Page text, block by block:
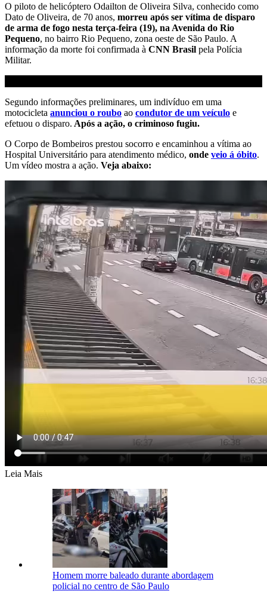
O piloto de helicóptero Odailton de Oliveira Silva, conhecido como
Dato de Oliveira, de 70 anos, morreu após ser vítima de disparo
de arma de fogo nesta terça-feira (19), na Avenida do Rio
Pequeno, no bairro Rio Pequeno, zona oeste de São Paulo. A
informação da morte foi confirmada à CNN Brasil pela Polícia
Militar.
Segundo informações preliminares, um indivíduo em uma
motocicleta anunciou o roubo ao condutor de um veículo e
efetuou o disparo. Após a ação, o criminoso fugiu.
O Corpo de Bombeiros prestou socorro e encaminhou a vítima ao
Hospital Universitário para atendimento médico, onde veio á óbito.
Um vídeo mostra a ação. Veja abaixo:
Leia Mais
Homem morre baleado durante abordagem
policial no centro de São Paulo